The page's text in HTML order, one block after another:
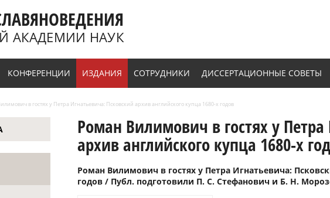
АКАДЕМИИ НАУК
КОНФЕРЕНЦИИ ИЗДАНИЯ СОТРУДНИКИ ДИССЕРТАЦИОННЫЕ СОВЕТЫ
в гостях у Петра Игнатьевича: Псковский архив английского купца 1680-х годов
Роман Вилимович в гостях у
архив английского купца 1680-х
Роман Вилимович в гостях у Петра Игнатьевича:
годов / Публ. подготовили П. С. Стефанович и Б. Н.